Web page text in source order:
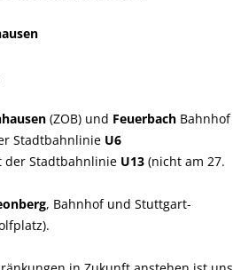
(ZOB) und Feuerbach Bahnhof
Stadtbahnlinie U6
der Stadtbahnlinie U13 (nicht am 27.
, Bahnhof und Stuttgart-